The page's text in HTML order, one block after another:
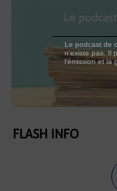
FLASH INFO
Le
Le podcast de
n'existe pas. Il
l'émission et la